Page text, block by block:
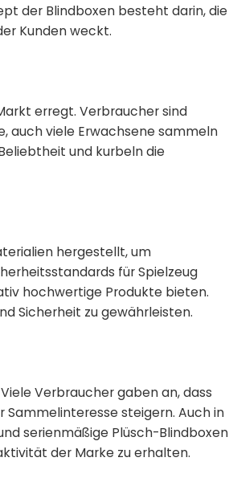
der Blindboxen besteht darin, die
Kunden weckt.
erregt. Verbraucher sind
auch viele Erwachsene sammeln
und kurbeln die
hergestellt, um
für Spielzeug
hochwertige Produkte bieten.
Sicherheit zu gewährleisten.
Verbraucher gaben an, dass
Sammelinteresse steigern. Auch in
serienmäßige Plüsch-Blindboxen
der Marke zu erhalten.